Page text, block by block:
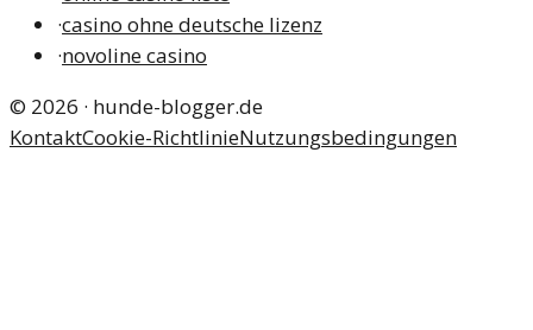
·casino ohne deutsche lizenz
·novoline casino
© 2026 · hunde-blogger.de
KontaktCookie-RichtlinieNutzungsbedingungen